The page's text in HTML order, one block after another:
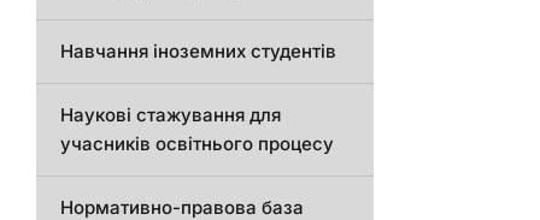
Навчання іноземних студентів
Наукові стажування для
учасників освітнього процесу
Нормативно-правова база